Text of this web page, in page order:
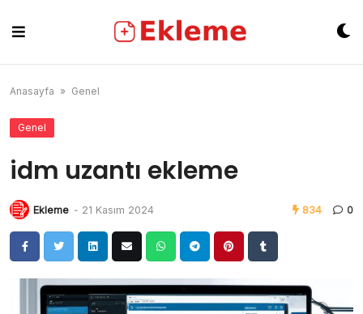
content
Anasayfa » Genel
Genel
idm uzantı ekleme
Ekleme - 21 Kasım 2024 834 0